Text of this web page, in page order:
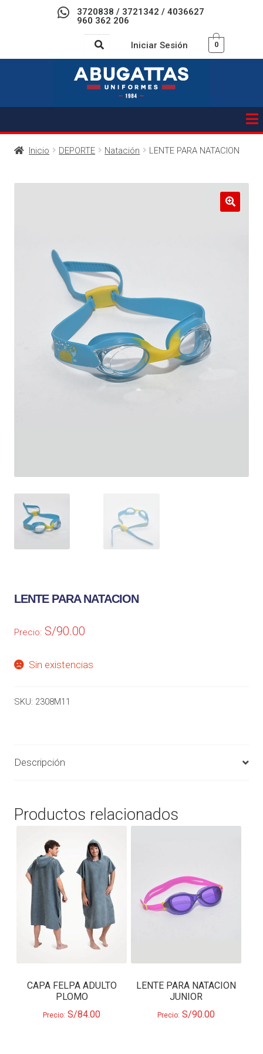
3720838 / 3721342 / 4036627
960 362 206
Iniciar Sesión 0
Inicio DEPORTE Natación LENTE PARA NATACION
LENTE PARA NATACION
Precio: S/90.00
Sin existencias
SKU: 2308M11
Descripción
Productos relacionados
CAPA FELPA ADULTO
PLOMO
Precio: S/84.00
LENTE PARA NATACION
JUNIOR
Precio: S/90.00